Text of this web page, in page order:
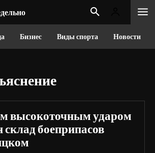
Бизнес Виды спорта Новости
высокоточным ударом
боеприпасов